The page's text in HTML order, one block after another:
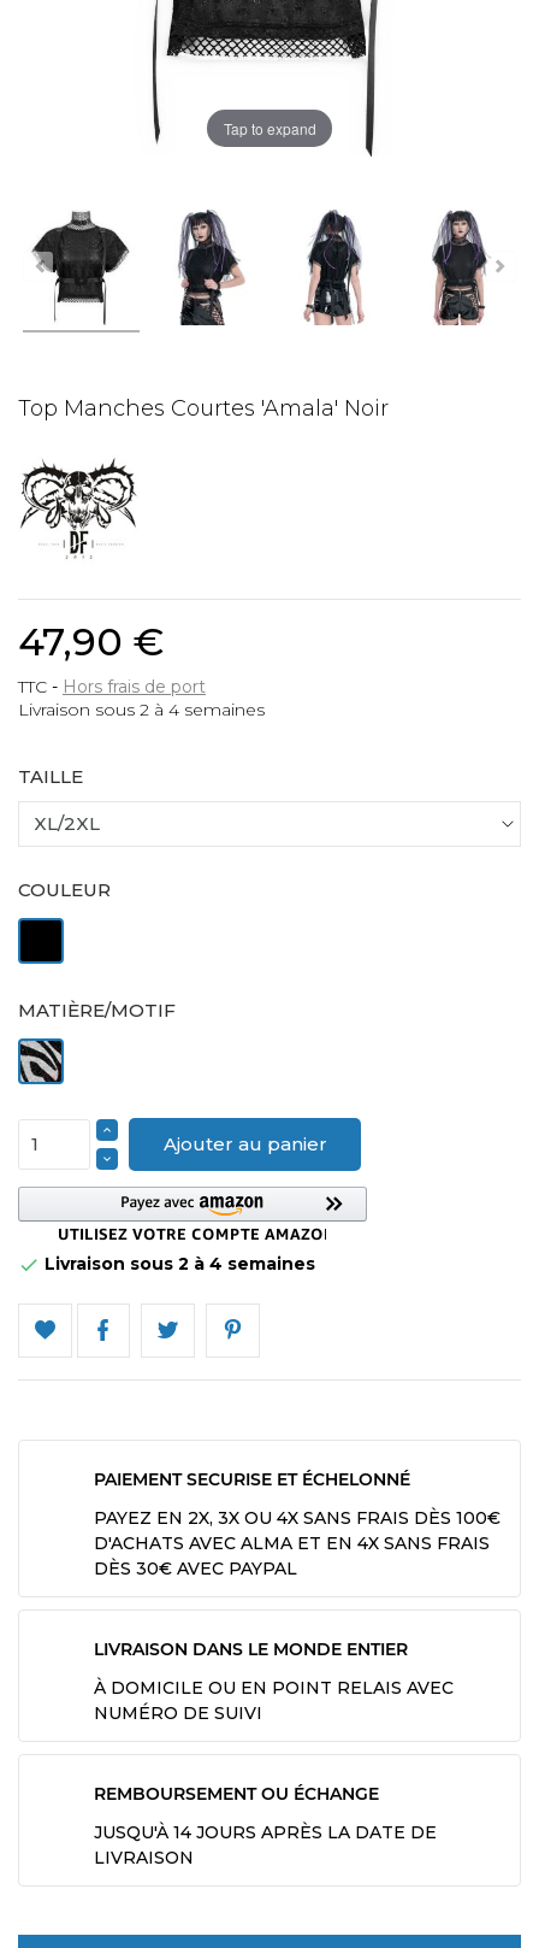
Tap to expand
Top Manches Courtes 'Amala' Noir
47,90 €
TTC
Hors frais de port
Livraison sous 2 à 4 semaines
TAILLE
COULEUR
MATIÈRE/MOTIF
Imprimé
Ajouter au panier
 Livraison sous 2 à 4 semaines
PAIEMENT SECURISE ET ÉCHELONNÉ
PAYEZ EN 2X, 3X OU 4X SANS FRAIS DÈS 100€
D'ACHATS AVEC ALMA ET EN 4X SANS FRAIS
DÈS 30€ AVEC PAYPAL
LIVRAISON DANS LE MONDE ENTIER
À DOMICILE OU EN POINT RELAIS AVEC
NUMÉRO DE SUIVI
REMBOURSEMENT OU ÉCHANGE
JUSQU'À 14 JOURS APRÈS LA DATE DE
LIVRAISON